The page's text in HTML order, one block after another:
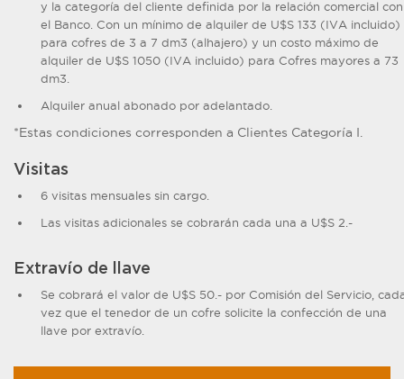
y la categoría del cliente definida por la relación comercial con
el Banco. Con un mínimo de alquiler de U$S 133 (IVA incluido)
para cofres de 3 a 7 dm3 (alhajero) y un costo máximo de
alquiler de U$S 1050 (IVA incluido) para Cofres mayores a 73
dm3.
Alquiler anual abonado por adelantado.
*Estas condiciones corresponden a Clientes Categoría I.
Visitas
6 visitas mensuales sin cargo.
Las visitas adicionales se cobrarán cada una a U$S 2.-
Extravío de llave
Se cobrará el valor de U$S 50.- por Comisión del Servicio,
vez que el tenedor de un cofre solicite la confección de una
llave por extravío.